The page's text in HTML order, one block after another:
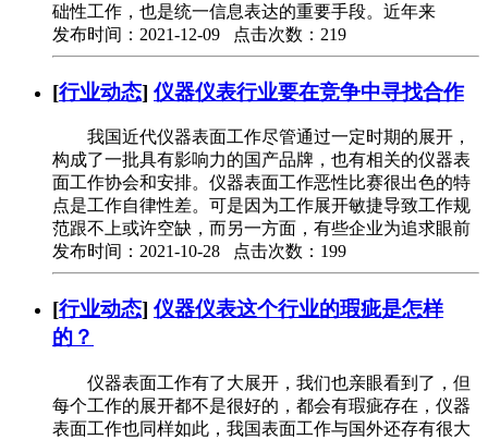
础性工作，也是统一信息表达的重要手段。近年来
发布时间：2021-12-09 点击次数：219
[行业动态] 仪器仪表行业要在竞争中寻找合作
我国近代仪器表面工作尽管通过一定时期的展开，
构成了一批具有影响力的国产品牌，也有相关的仪器表
面工作协会和安排。仪器表面工作恶性比赛很出色的特
点是工作自律性差。可是因为工作展开敏捷导致工作规
范跟不上或许空缺，而另一方面，有些企业为追求眼前
发布时间：2021-10-28 点击次数：199
[行业动态] 仪器仪表这个行业的瑕疵是怎样
的？
仪器表面工作有了大展开，我们也亲眼看到了，但
每个工作的展开都不是很好的，都会有瑕疵存在，仪器
表面工作也同样如此，我国表面工作与国外还存有很大